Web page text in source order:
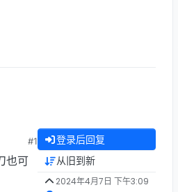
#1
也可
登录后回复
从旧到新
2024年4月7日 下午3:09